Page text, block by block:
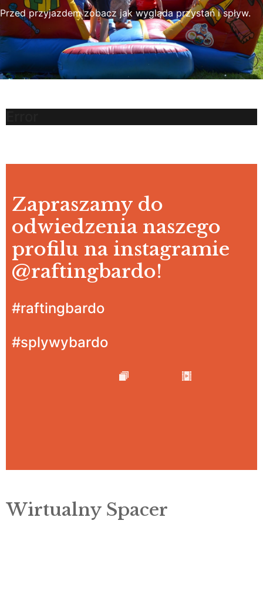
Przed przyjazdem zobacz jak wygląda przystań i spływ.
Zapraszamy do
odwiedzenia naszego
profilu na instagramie
@raftingbardo!
#raftingbardo
#splywybardo
Wirtualny Spacer